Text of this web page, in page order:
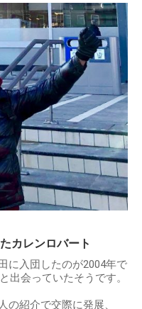
カレンロバート
に入団したのが2004年で
出会っていたそうです。
の紹介で交際に発展、